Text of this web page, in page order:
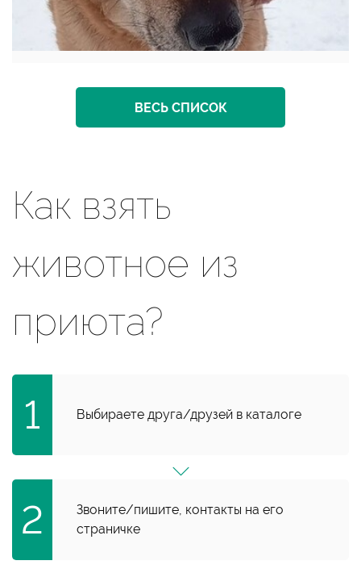
ВЕСЬ СПИСОК
Как взять
животное из
приюта?
Выбираете друга/друзей в каталоге
Звоните/пишите, контакты на его
страничке